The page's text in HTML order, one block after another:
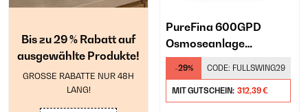
Bis zu 29 % Rabatt auf
ausgewählte Produkte!
GROSSE RABATTE NUR 48H
LANG!
PureFina 600GPD
Osmoseanlage​
Untertisch Schwarz
-29% CODE: FULLSWING29
MIT GUTSCHEIN: 312,39 €